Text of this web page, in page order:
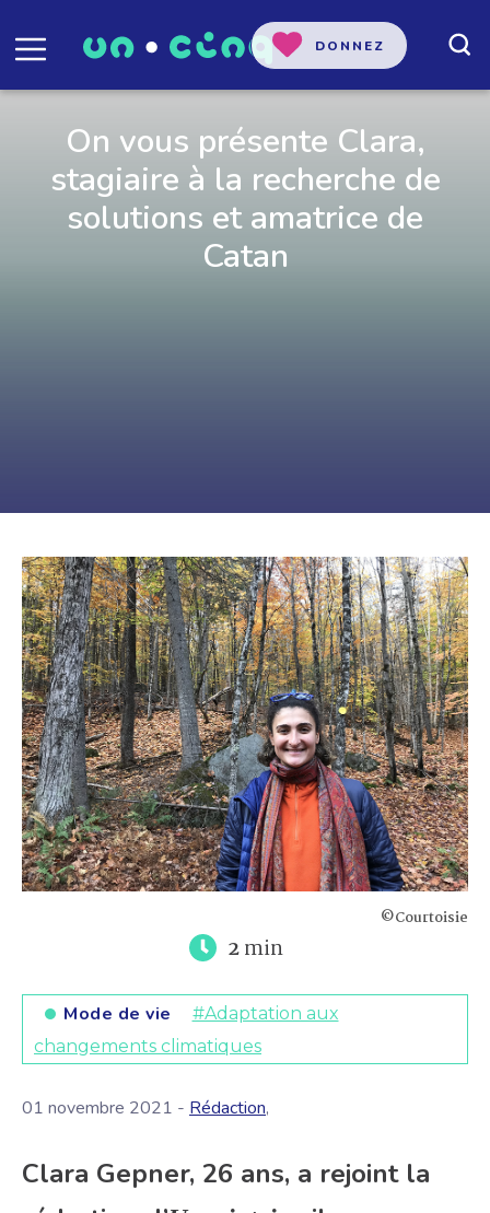
DONNEZ
On vous présente Clara,
stagiaire à la recherche de
solutions et amatrice de
Catan
©Courtoisie
2min
Mode de vie
#Adaptation aux
changements climatiques
01 novembre 2021 - Rédaction,
Clara Gepner, 26 ans, a rejoint la